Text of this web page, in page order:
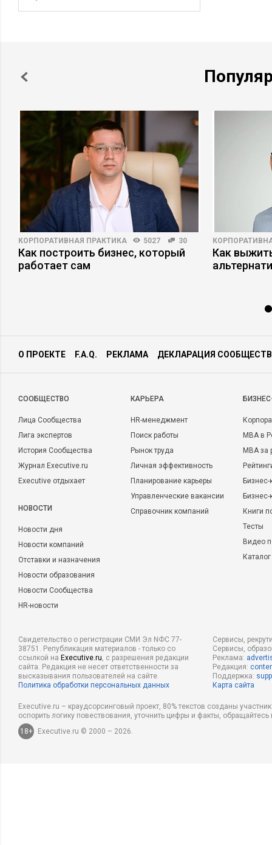
КОРПОРАТИВНАЯ ПРАКТИКА 5027 30
Как построить бизнес, который
работает сам
Как
О ПРОЕКТЕ F.A.Q. РЕКЛАМА ДЕКЛАРАЦИЯ
CООБЩЕСТВО
Лица Сообщества
Лига экспертов
История Сообщества
Журнал Executive.ru
Executive отдыхает
НОВОСТИ
Новости дня
Новости компаний
Отставки и назначения
Новости образования
Новости Сообщества
HR-новости
КАРЬЕРА
HR-менеджмент
Поиск работы
Рынок труда
Личная эффективность
Планирование карьеры
Управленческие вакансии
Справочник компаний
MBA в
MBA
Бизнес-
Книги
Тесты
Видео
Свидетельство о регистрации СМИ Эл NФС 77-
38751. Републикация материалов - только со
ссылкой на Executive.ru, с разрешения редакции
сайта. Редакция не несет ответственности за
высказывания пользователей на сайте.
Политика обработки персональных данных
Сервисы,
Сервисы,
Реклама:
Редакция:
Поддержка:
Карта сайта
Executive.ru – краудсорсинговый проект, 80% текстов созданы
оспорить логику повествования, уточнить цифры и факты,
18+
Executive.ru © 2000 – 2026.